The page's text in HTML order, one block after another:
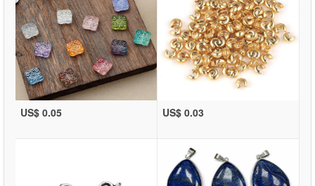
US$ 0.05 US$ 0.03